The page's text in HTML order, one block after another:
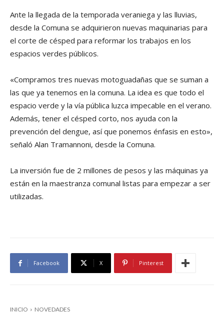
Ante la llegada de la temporada veraniega y las lluvias,
desde la Comuna se adquirieron nuevas maquinarias para
el corte de césped para reformar los trabajos en los
espacios verdes públicos.
«Compramos tres nuevas motoguadañas que se suman a
las que ya tenemos en la comuna. La idea es que todo el
espacio verde y la vía pública luzca impecable en el verano.
Además, tener el césped corto, nos ayuda con la
prevención del dengue, así que ponemos énfasis en esto»,
señaló Alan Tramannoni, desde la Comuna.
La inversión fue de 2 millones de pesos y las máquinas ya
están en la maestranza comunal listas para empezar a ser
utilizadas.
Facebook X Pinterest
INICIO NOVEDADES